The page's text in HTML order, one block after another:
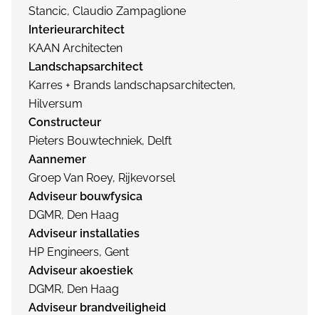
Stancic, Claudio Zampaglione
Interieurarchitect
KAAN Architecten
Landschapsarchitect
Karres + Brands landschapsarchitecten,
Hilversum
Constructeur
Pieters Bouwtechniek, Delft
Aannemer
Groep Van Roey, Rijkevorsel
Adviseur bouwfysica
DGMR, Den Haag
Adviseur installaties
HP Engineers, Gent
Adviseur akoestiek
DGMR, Den Haag
Adviseur brandveiligheid